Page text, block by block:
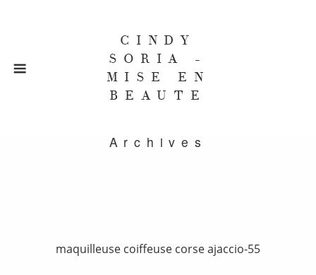
CINDY
SORIA -
MISE EN
BEAUTE
Archives
maquilleuse coiffeuse corse ajaccio-55